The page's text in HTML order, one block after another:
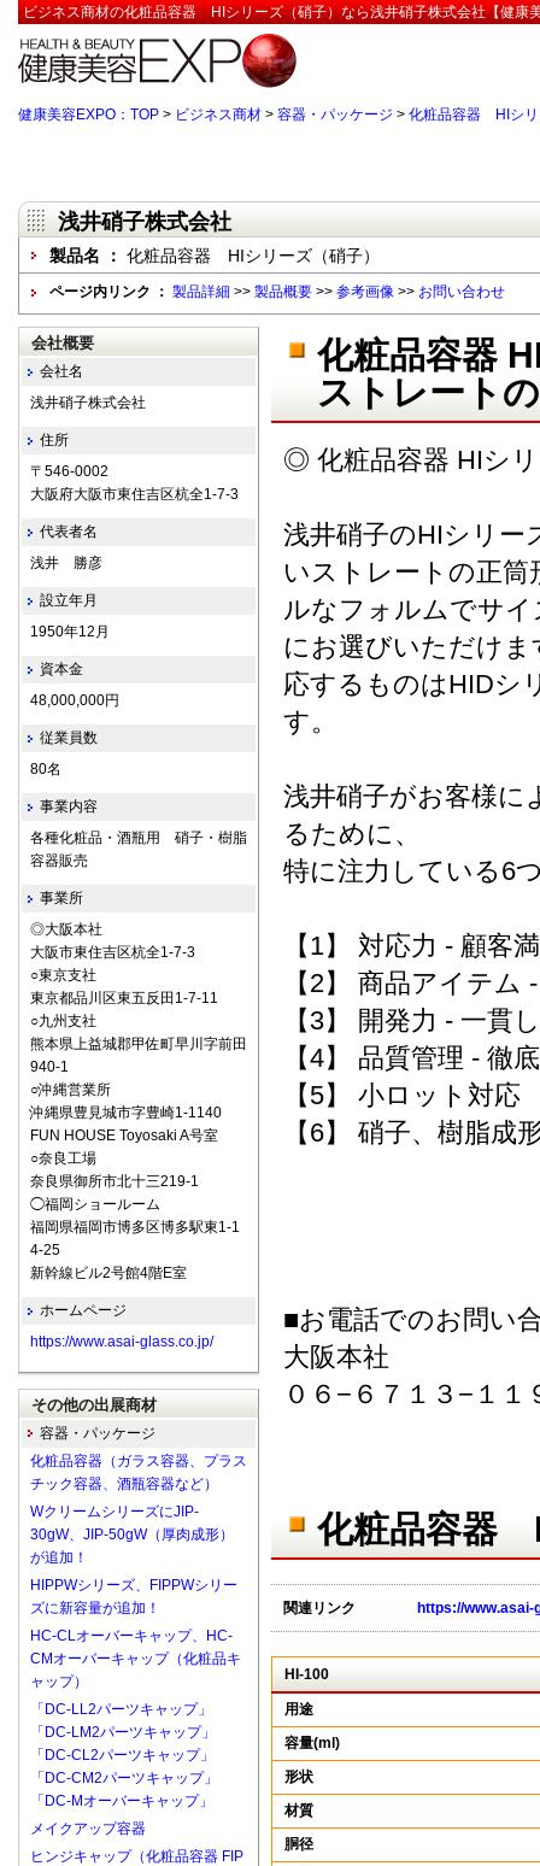
ビジネス商材の化粧品容器 HIシリーズ（硝子）なら浅井硝子株式会社【健康
健康美容EXPO：TOP > ビジネス商材 > 容器・パッケージ > 化粧品容器 HIシリ
浅井硝子株式会社
製品名 ： 化粧品容器 HIシリーズ（硝子）
ページ内リンク ： 製品詳細 >> 製品概要 >> 参考画像 >> お問い合わせ
化粧品容器
ストレート
◎ 化粧品容器 HIシ
浅井硝子のHIシリー
いストレートの正
ルなフォルムでサ
にお選びいただけ
応するものはHIDシ
す。
浅井硝子がお客様に
るために、
特に注力している6
【1】 対応力 - 顧客
【2】 商品アイテム
【3】 開発力 - 一貫
【4】 品質管理 - 徹
【5】 小ロット対応
【6】 硝子、樹脂成
■お電話でのお問い
大阪本社
０６−６７１３−１１
化粧品容器
関連リンク https://
HI-100
用途
容量(ml)
形状
材質
胴径
会社概要
会社名
浅井硝子株式会社
住所
〒546-0002
大阪府大阪市東住吉区杭全1-7-3
代表者名
浅井 勝彦
設立年月
1950年12月
資本金
48,000,000円
従業員数
80名
事業内容
各種化粧品・酒瓶用 硝子・樹脂
容器販売
事業所
◎大阪本社
大阪市東住吉区杭全1-7-3
○東京支社
東京都品川区東五反田1-7-11
○九州支社
熊本県上益城郡甲佐町早川字前田
940-1
○沖縄営業所
沖縄県豊見城市字豊崎1-1140
FUN HOUSE Toyosaki A号室
○奈良工場
奈良県御所市北十三219-1
◯福岡ショールーム
福岡県福岡市博多区博多駅東1-1
4-25
新幹線ビル2号館4階E室
ホームページ
https://www.asai-glass.co.jp/
その他の出展商材
容器・パッケージ
化粧品容器（ガラス容器、プラス
チック容器、酒瓶容器など）
WクリームシリーズにJIP-
30gW、JIP-50gW（厚肉成形）
が追加！
HIPPWシリーズ、FIPPWシリー
ズに新容量が追加！
HC-CLオーバーキャップ、HC-
CMオーバーキャップ（化粧品キ
ャップ）
「DC-LL2パーツキャップ」
「DC-LM2パーツキャップ」
「DC-CL2パーツキャップ」
「DC-CM2パーツキャップ」
「DC-Mオーバーキャップ」
メイクアップ容器
ヒンジキャップ（化粧品容器 FIP